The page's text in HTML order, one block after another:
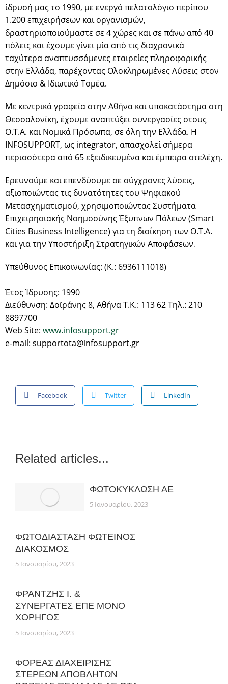
ίδρυσή μας το 1990, με ενεργό πελατολόγιο περίπου
1.200 επιχειρήσεων και οργανισμών,
δραστηριοποιούμαστε σε 4 χώρες και σε πάνω από 40
πόλεις και έχουμε γίνει μία από τις διαχρονικά
ταχύτερα αναπτυσσόμενες εταιρείες πληροφορικής
στην Ελλάδα, παρέχοντας Ολοκληρωμένες Λύσεις στον
Δημόσιο & Ιδιωτικό Τομέα.
Με κεντρικά γραφεία στην Αθήνα και υποκατάστημα στη
Θεσσαλονίκη, έχουμε αναπτύξει συνεργασίες στους
Ο.Τ.Α. και Νομικά Πρόσωπα, σε όλη την Ελλάδα. Η
INFOSUPPORT, ως integrator, απασχολεί σήμερα
περισσότερα από 65 εξειδικευμένα και έμπειρα στελέχη.
Ερευνούμε και επενδύουμε σε σύγχρονες λύσεις,
αξιοποιώντας τις δυνατότητες του Ψηφιακού
Μετασχηματισμού, χρησιμοποιώντας Συστήματα
Επιχειρησιακής Νοημοσύνης Έξυπνων Πόλεων (Smart
Cities Business Intelligence) για τη διοίκηση των Ο.Τ.Α.
και για την Υποστήριξη Στρατηγικών Αποφάσεων.
Yπεύθυνoς Επικοινωνίας: (Κ.: 6936111018)
Έτος Ίδρυσης: 1990
Διεύθυνση: Δοϊράνης 8, Αθήνα Τ.Κ.: 113 62 Τηλ.: 210
8897700
Web Site: www.infosupport.gr
e-mail: supportota@infosupport.gr
Facebook Twitter LinkedIn
Related articles...
ΦΩΤΟΚΥΚΛΩΣΗ ΑΕ
5 Ιανουαρίου, 2023
ΦΩΤΟΔΙΑΣΤΑΣΗ ΦΩΤΕΙΝΟΣ
ΔΙΑΚΟΣΜΟΣ
5 Ιανουαρίου, 2023
ΦΡΑΝΤΖΗΣ Ι. &
ΣΥΝΕΡΓΑΤΕΣ ΕΠΕ ΜΟΝΟ
ΧΟΡΗΓΟΣ
5 Ιανουαρίου, 2023
ΦΟΡΕΑΣ ΔΙΑΧΕΙΡΙΣΗΣ
ΣΤΕΡΕΩΝ ΑΠΟΒΛΗΤΩΝ